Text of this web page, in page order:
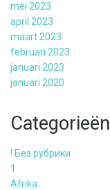
mei 2023
april 2023
maart 2023
februari 2023
januari 2023
januari 2020
Categorieën
! Без рубрики
1
Afrika